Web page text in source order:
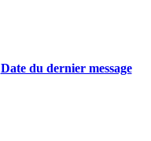
Date du dernier message